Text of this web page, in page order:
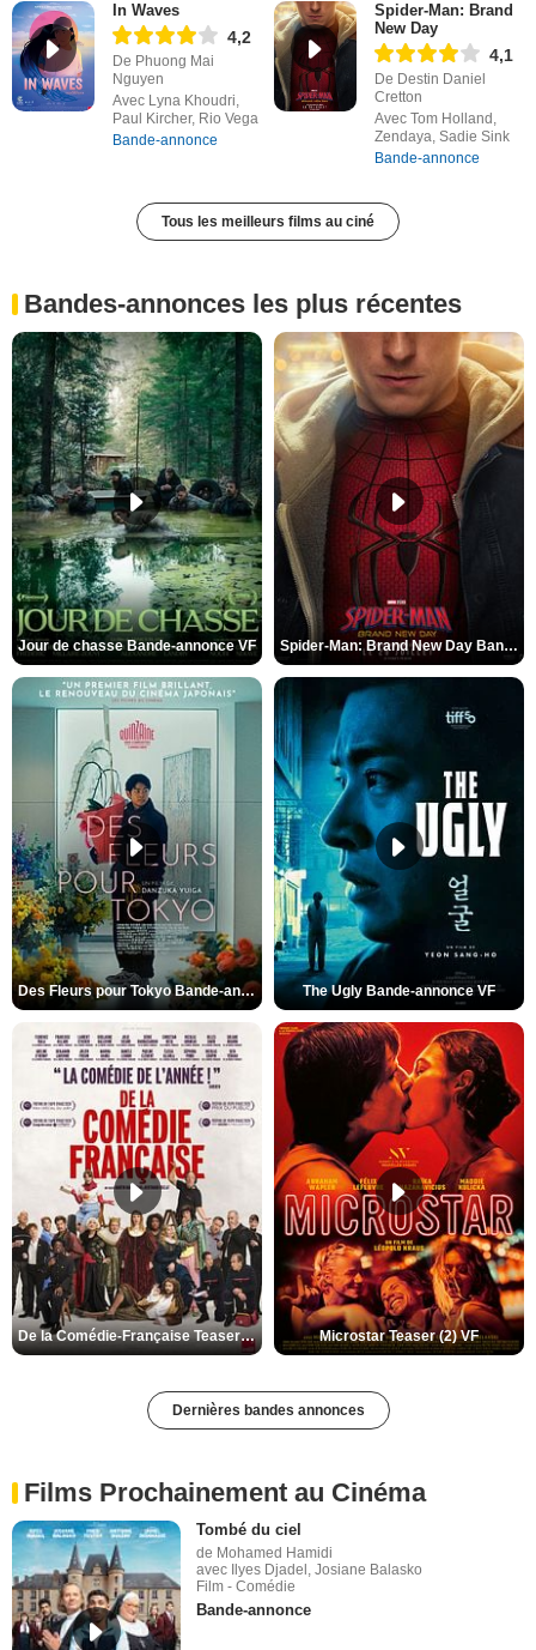
In Waves
4,2
De Phuong Mai
Nguyen
Avec Lyna Khoudri,
Paul Kircher, Rio Vega
Bande-annonce
Spider-Man: Brand
New Day
4,1
De Destin Daniel
Cretton
Avec Tom Holland,
Zendaya, Sadie Sink
Bande-annonce
Tous les meilleurs films au ciné
Bandes-annonces les plus récentes
Jour de chasse Bande-annonce VF Spider-Man: Brand New Day Bande-annonce (3) VO STFR
Des Fleurs pour Tokyo Bande-annonce VO STFR The Ugly Bande-annonce VF
De la Comédie-Française Teaser (3) VF Microstar Teaser (2) VF
Dernières bandes annonces
Films Prochainement au Cinéma
Tombé du ciel
de Mohamed Hamidi
avec Ilyes Djadel, Josiane Balasko
Film - Comédie
Bande-annonce